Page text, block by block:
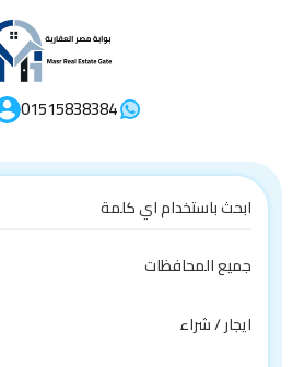
01515838384
جميع المحافظات
ايجار / شراء